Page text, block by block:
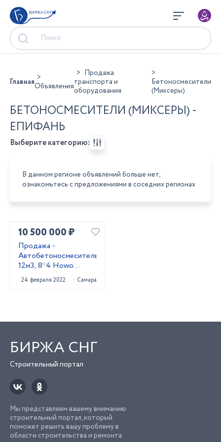
БИРЖА СНГ
ГлавнаяОбъявления
Продажа
транспорта и
оборудования
Бетоносмесители
(Миксеры)
БЕТОНОСМЕСИТЕЛИ (МИКСЕРЫ) -
ЕПИФАНЬ
Выберите категорию:
В данном регионе объявлений больше нет,
ознакомьтесь с предложениями в соседних регионах
10 500 000 ₽
Продажа -
Автобетоносмеситель
12м3, 8*4 Howo
HW76
24 февраля 2022 Самара
БИРЖА СНГ
Строительный портал
Мы представляем вашему вниманию
строительный портал, который
поможет решить вашу проблему в
области строительства и ремонта.